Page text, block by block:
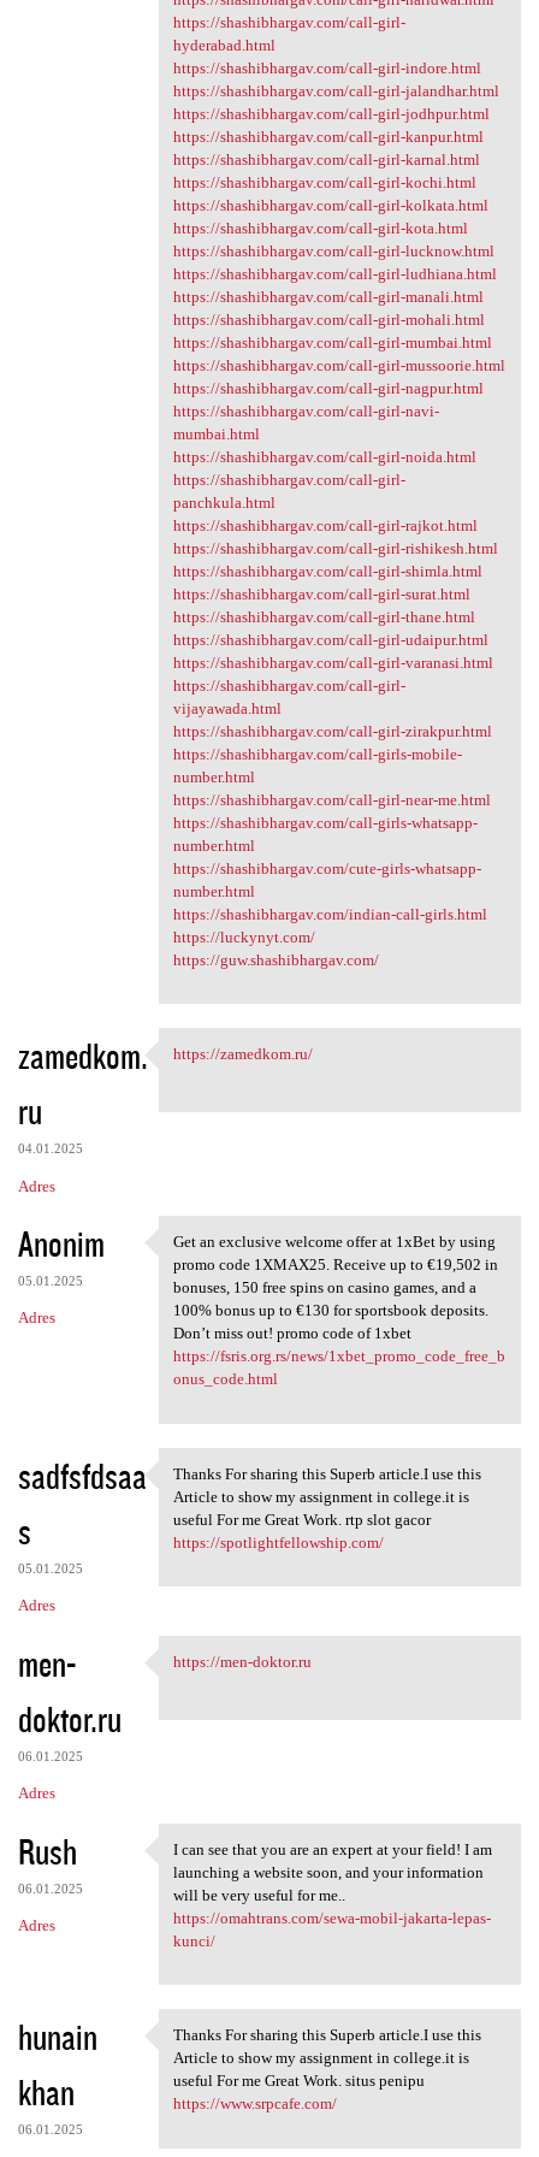
https://shashibhargav.com/call-girl-
hyderabad.html
https://shashibhargav.com/call-girl-indore.html
https://shashibhargav.com/call-girl-jalandhar.html
https://shashibhargav.com/call-girl-jodhpur.html
https://shashibhargav.com/call-girl-kanpur.html
https://shashibhargav.com/call-girl-karnal.html
https://shashibhargav.com/call-girl-kochi.html
https://shashibhargav.com/call-girl-kolkata.html
https://shashibhargav.com/call-girl-kota.html
https://shashibhargav.com/call-girl-lucknow.html
https://shashibhargav.com/call-girl-ludhiana.html
https://shashibhargav.com/call-girl-manali.html
https://shashibhargav.com/call-girl-mohali.html
https://shashibhargav.com/call-girl-mumbai.html
https://shashibhargav.com/call-girl-mussoorie.html
https://shashibhargav.com/call-girl-nagpur.html
https://shashibhargav.com/call-girl-navi-
mumbai.html
https://shashibhargav.com/call-girl-noida.html
https://shashibhargav.com/call-girl-
panchkula.html
https://shashibhargav.com/call-girl-rajkot.html
https://shashibhargav.com/call-girl-rishikesh.html
https://shashibhargav.com/call-girl-shimla.html
https://shashibhargav.com/call-girl-surat.html
https://shashibhargav.com/call-girl-thane.html
https://shashibhargav.com/call-girl-udaipur.html
https://shashibhargav.com/call-girl-varanasi.html
https://shashibhargav.com/call-girl-
vijayawada.html
https://shashibhargav.com/call-girl-zirakpur.html
https://shashibhargav.com/call-girls-mobile-
number.html
https://shashibhargav.com/call-girl-near-me.html
https://shashibhargav.com/call-girls-whatsapp-
number.html
https://shashibhargav.com/cute-girls-whatsapp-
number.html
https://shashibhargav.com/indian-call-girls.html
https://luckynyt.com/
https://guw.shashibhargav.com/
zamedkom.
ru
04.01.2025
Adres
https://zamedkom.ru/
https://zamedkom.ru/
Anonim
05.01.2025
Adres
Get an exclusive welcome
Get an exclusive welcome offer at 1xBet by using
promo code 1XMAX25. Receive up to €19,502 in
bonuses, 150 free spins on casino games, and a
100% bonus up to €130 for sportsbook deposits.
Don’t miss out! promo code of 1xbet
https://fsris.org.rs/news/1xbet_promo_code_free_b
onus_code.html
sadfsfdsaa
s
05.01.2025
Adres
Thanks For sharing this
Thanks For sharing this Superb article.I use this
Article to show my assignment in college.it is
useful For me Great Work. rtp slot gacor
https://spotlightfellowship.com/
men-
doktor.ru
06.01.2025
Adres
https://men-doktor.ru
https://men-doktor.ru
Rush
06.01.2025
Adres
I can see that you are an
I can see that you are an expert at your field! I am
launching a website soon, and your information
will be very useful for me..
https://omahtrans.com/sewa-mobil-jakarta-lepas-
kunci/
hunain
khan
06.01.2025
Thanks For sharing this
Thanks For sharing this Superb article.I use this
Article to show my assignment in college.it is
useful For me Great Work. situs penipu
https://www.srpcafe.com/